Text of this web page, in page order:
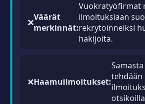
❌Väärät
merkinnät:
Vuokratyöfirmat
ilmoituksiaan
rekrytoinneiksi
hakijoita.
❌Haamuilmoitukset:tehdään